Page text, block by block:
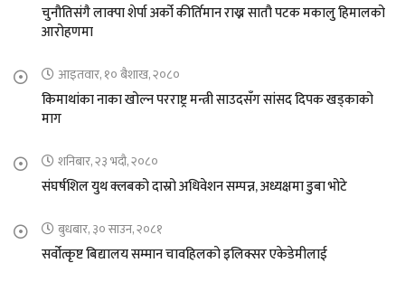
चुनौतिसंगै लाक्पा शेर्पा अर्को कीर्तिमान राख्न सातौ पटक मकालु हिमालको
आरोहणमा
आइतवार, १० बैशाख, २०८०
किमाथांका नाका खोल्न परराष्ट्र मन्त्री साउदसँग सांसद दिपक खड्काको
माग
शनिबार, २३ भदौ, २०८०
संघर्षशिल युथ क्लबको दास्रो अधिवेशन सम्पन्न, अध्यक्षमा डुबा भोटे
बुधबार, ३० साउन, २०८१
सर्वोत्कृष्ट बिद्यालय सम्मान चावहिलको इलिक्सर एकेडेमीलाई